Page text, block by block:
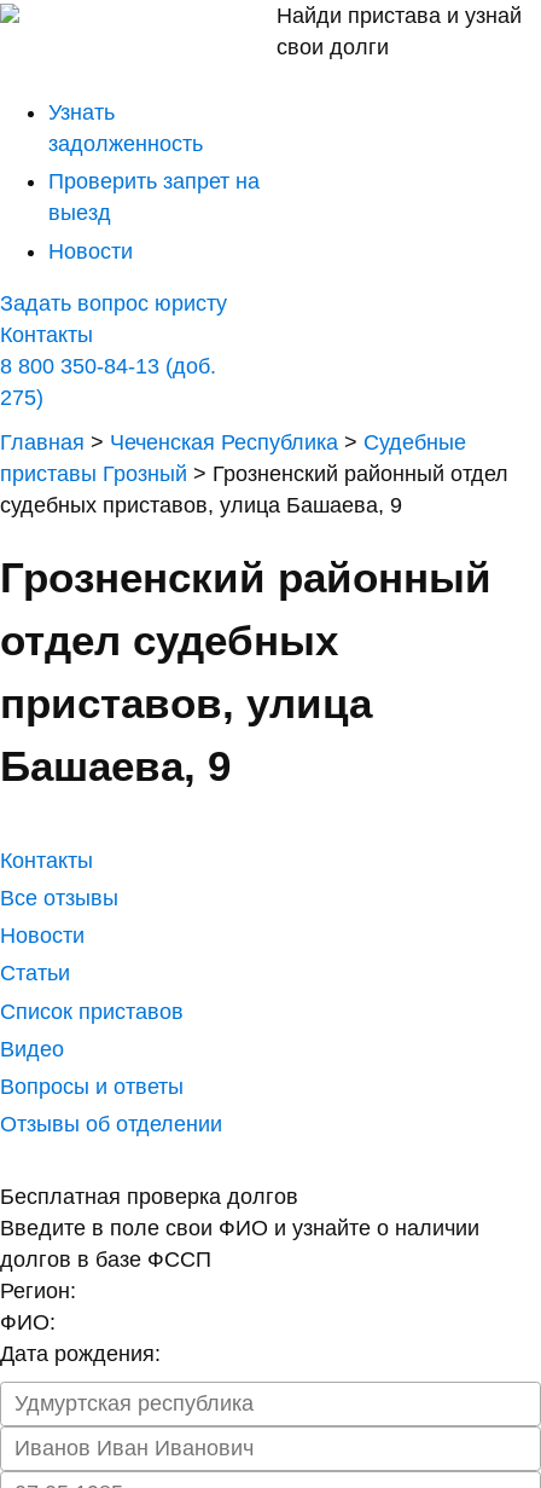
Найди пристава и узнай
свои долги
Узнать
задолженность
Проверить запрет на
выезд
Новости
Задать вопрос юристу
Контакты
8 800 350-84-13 (доб.
275)
Главная > Чеченская Республика > Судебные
приставы Грозный > Грозненский районный отдел
судебных приставов, улица Башаева, 9
Грозненский районный
отдел судебных
приставов, улица
Башаева, 9
Контакты
Все отзывы
Новости
Статьи
Список приставов
Видео
Вопросы и ответы
Отзывы об отделении
Бесплатная проверка долгов
Введите в поле свои ФИО и узнайте о наличии
долгов в базе ФССП
Регион:
ФИО:
Дата рождения: